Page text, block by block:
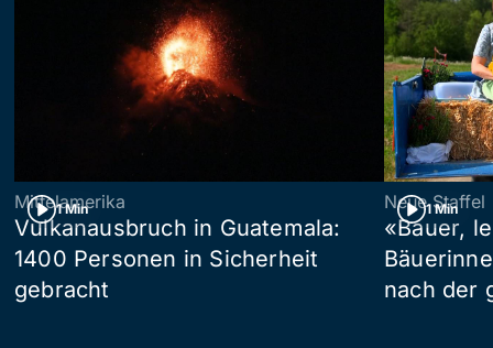
1 Min
Mittelamerika
Vulkanausbruch in Guatemala:
1400 Personen in Sicherheit
gebracht
1 Min
Neue Staffel
«Bauer,
nach der